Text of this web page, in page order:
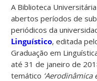
A Biblioteca
abertos períodos de
periódicos da
Linguístico, editada
Graduação em
até 31 de janeiro de
temático ‘Aerodinâmica